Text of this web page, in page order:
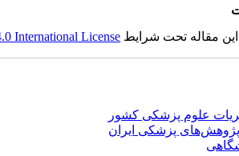
این مقاله تحت شرایط International License
علوم پزشکی کشور
پژوهش‌های پزشکی ایران